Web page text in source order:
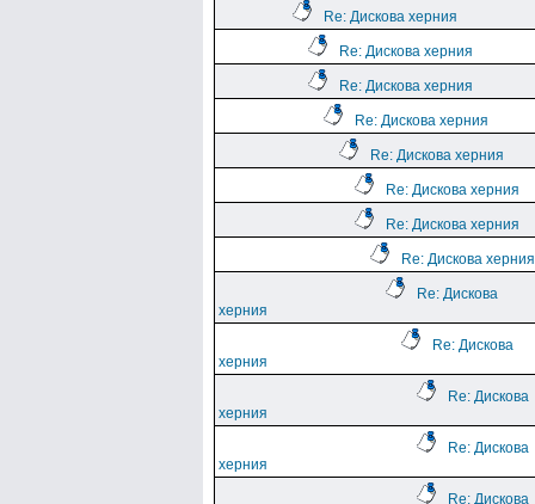
Re: Дискова херния
Re: Дискова херния
Re: Дискова херния
Re: Дискова херния
Re: Дискова херния
Re: Дискова херния
Re: Дискова херния
Re: Дискова херния
Re: Дискова
херния
Re: Дискова
херния
Re: Дискова
херния
Re: Дискова
херния
Re: Дискова